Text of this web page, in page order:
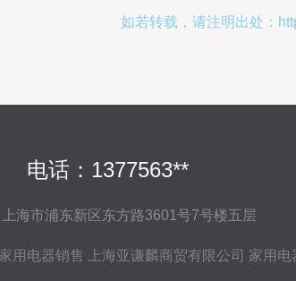
如若转载，请注明出处：
电话：1377563**
海市浦东新区东方路3601号7号楼五层
家用电器销售 上海亚谦麟商贸有限公司 家用电